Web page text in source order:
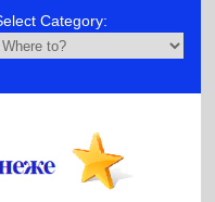
Category: